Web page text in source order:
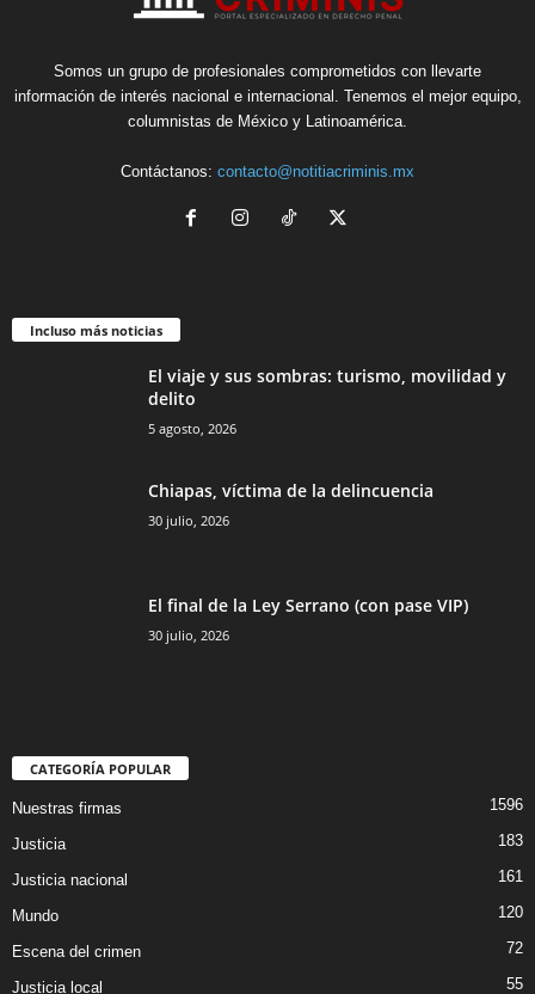
Somos un grupo de profesionales comprometidos con llevarte
información de interés nacional e internacional. Tenemos el mejor equipo,
columnistas de México y Latinoamérica.
Contáctanos: contacto@notitiacriminis.mx
Incluso más noticias
El viaje y sus sombras: turismo, movilidad y
delito
5 agosto, 2026
Chiapas, víctima de la delincuencia
30 julio, 2026
El final de la Ley Serrano (con pase VIP)
30 julio, 2026
CATEGORÍA POPULAR
Nuestras firmas 1596
Justicia 183
Justicia nacional 161
Mundo 120
Escena del crimen 72
Justicia local 55